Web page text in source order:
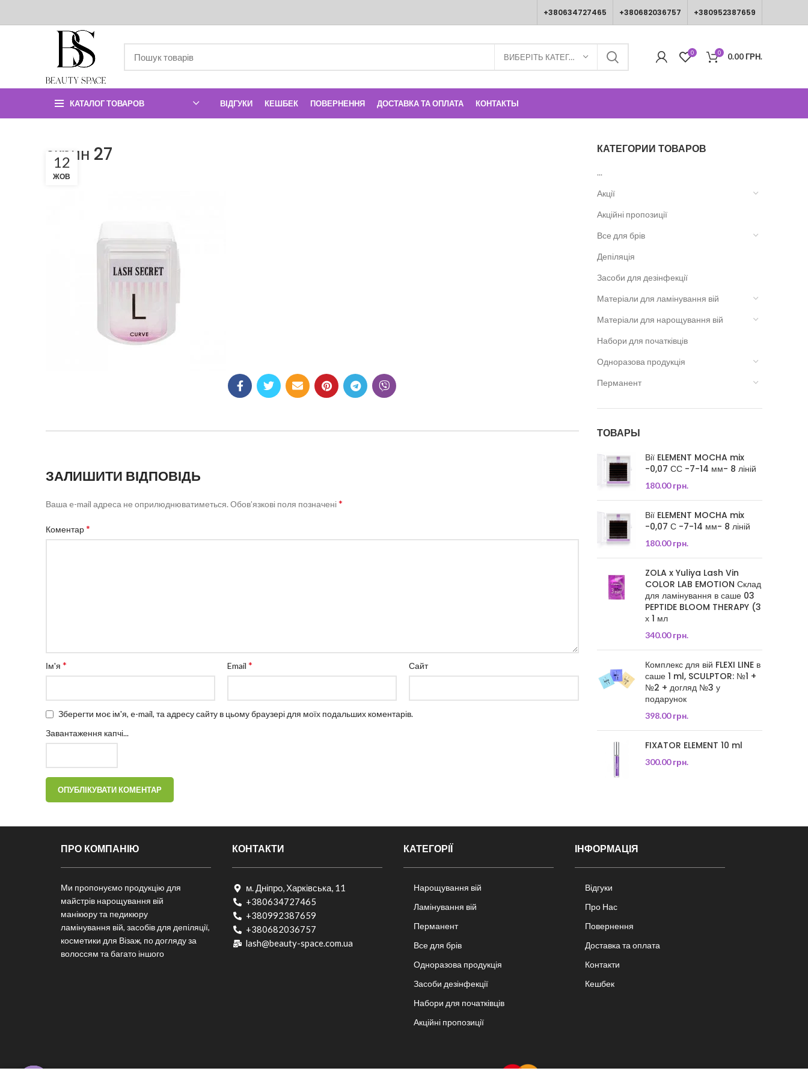
+380634727465 +380682036757 +380952387659
ВИБЕРІТЬ КАТЕГОРІЮ 0 0 0.00ГРН.
КАТАЛОГ ТОВАРОВ ВІДГУКИ КЕШБЕК ПОВЕРНЕННЯ ДОСТАВКА ТА ОПЛАТА КОНТАКТЫ
скрин 27
12
ЖОВ
ЗАЛИШИТИ ВІДПОВІДЬ
Ваша e-mail адреса не оприлюднюватиметься. Обов’язкові поля позначені*
Коментар*
Ім'я * Email* Сайт
Зберегти моє ім'я, e-mail, та адресу сайту в цьому браузері для моїх подальших коментарів.
Завантаження капчі...
КАТЕГОРИИ ТОВАРОВ
...
Акції
Акційні пропозиції
Все для брів
Депіляція
Засоби для дезінфекції
Матеріали для ламінування вій
Матеріали для нарощування вій
Набори для початківців
Одноразова продукція
Перманент
ТОВАРЫ
Вії ELEMENT MOCHA mix
-0,07 СС -7-14 мм- 8 ліній
180.00грн.
Вії ELEMENT MOCHA mix
-0,07 С -7-14 мм- 8 ліній
180.00грн.
ZOLA x Yuliya Lash Vin
COLOR LAB EMOTION Склад
для ламінування в саше 03
PEPTIDE BLOOM THERAPY (3
х 1 мл
340.00грн.
Комплекс для вій FLEXI LINE в
саше 1 ml, SCULPTOR: №1 +
№2 + догляд №3 у
подарунок
398.00грн.
FIXATOR ELEMENT 10 ml
300.00грн.
ПРО КОМПАНІЮ
Ми пропонуємо продукцію для
майстрів нарощування вій
манікюру та педикюру
ламінування вій, засобів для депіляції,
косметики для Візаж, по догляду за
волоссям та багато іншого
КОНТАКТИ
м. Дніпро, Харківська, 11
+380634727465
+380992387659
+380682036757​
lash@beauty-space.com.ua
КАТЕГОРІЇ
Нарощування вій
Ламінування вій
Перманент
Все для брів
Одноразова продукція
Засоби дезінфекції
Набори для початківців
Акційні пропозиції
ІНФОРМАЦІЯ
Відгуки
Про Нас
Повернення
Доставка та оплата
Контакти
Кешбек